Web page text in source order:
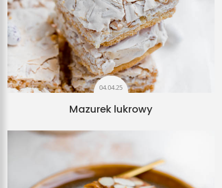
04.04.25
Mazurek lukrowy